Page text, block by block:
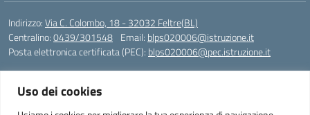
Uso dei cookies
Indirizzo:Via C. Colombo, 18 - 32032 Feltre(BL)
Centralino:0439/301548 Email: blps020006@istruzione.it
Posta elettronica certificata (PEC): blps020006@pec.istruzione.it
Codice meccanografico: